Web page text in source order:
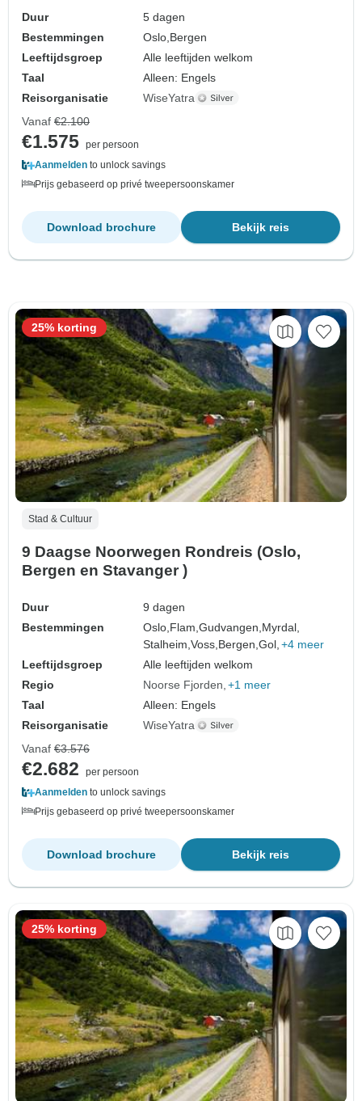
Duur
5 dagen
Bestemmingen
Oslo, Bergen
Leeftijdsgroep
Alle leeftijden welkom
Taal
Alleen: Engels
Reisorganisatie
WiseYatra
Vanaf €2.100
€1.575 per persoon
Aanmelden to unlock savings
Prijs gebaseerd op privé tweepersoonskamer
Bekijk reis
Download brochure
Stad & Cultuur
9 Daagse Noorwegen Rondreis (Oslo,
Bergen en Stavanger )
Duur
9 dagen
Bestemmingen
Oslo, Flam,Gudvangen, Myrdal,
Stalheim,Voss, Bergen,Gol, +4 meer
Leeftijdsgroep
Alle leeftijden welkom
Regio
Noorse Fjorden +1 meer
Taal
Alleen: Engels
Reisorganisatie
WiseYatra
25% korting
Vanaf €3.576
€2.682
per persoon
Aanmelden to unlock savings
Prijs gebaseerd op privé tweepersoonskamer
Bekijk reis
Download brochure
25% korting